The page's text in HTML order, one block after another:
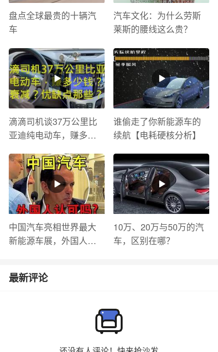
盘点全球最贵的十辆汽
车
汽车文化：为什么劳斯
莱斯的腰线这么贵？
滴滴司机谈37万公里比
亚迪纯电动车，赚多少
有哪些？
谁偷走了你新能源车的
续航【电耗硬核分析】
中国汽车亮相世界最大
新能源车展，外国人怎
10万、20万与50万的汽
车，区别在哪？
最新评论